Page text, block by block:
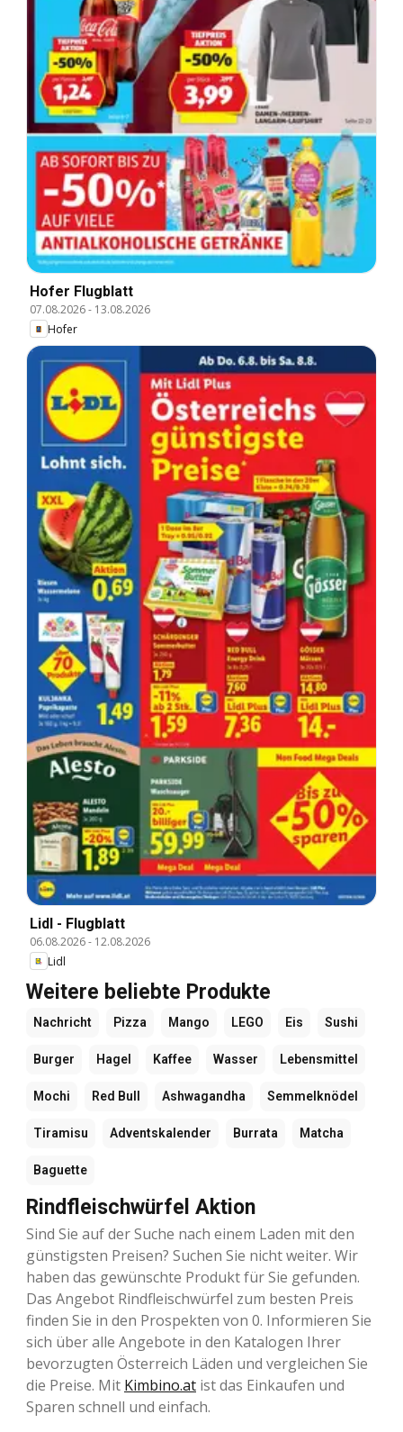
Hofer Flugblatt
07.08.2026- 13.08.2026
Hofer
Lidl - Flugblatt
06.08.2026- 12.08.2026
Lidl
Weitere beliebte Produkte
Nachricht Pizza Mango LEGO Eis Sushi
Burger Hagel Kaffee Wasser Lebensmittel
Mochi Red Bull Ashwagandha Semmelknödel
Tiramisu Adventskalender Burrata Matcha
Baguette
Rindfleischwürfel Aktion
Sind Sie auf der Suche nach einem Laden mit den
günstigsten Preisen? Suchen Sie nicht weiter. Wir
haben das gewünschte Produkt für Sie gefunden.
Das Angebot Rindfleischwürfel zum besten Preis
finden Sie in den Prospekten von 0. Informieren Sie
sich über alle Angebote in den Katalogen Ihrer
bevorzugten Österreich Läden und vergleichen Sie
die Preise. Mit Kimbino.at ist das Einkaufen und
Sparen schnell und einfach.